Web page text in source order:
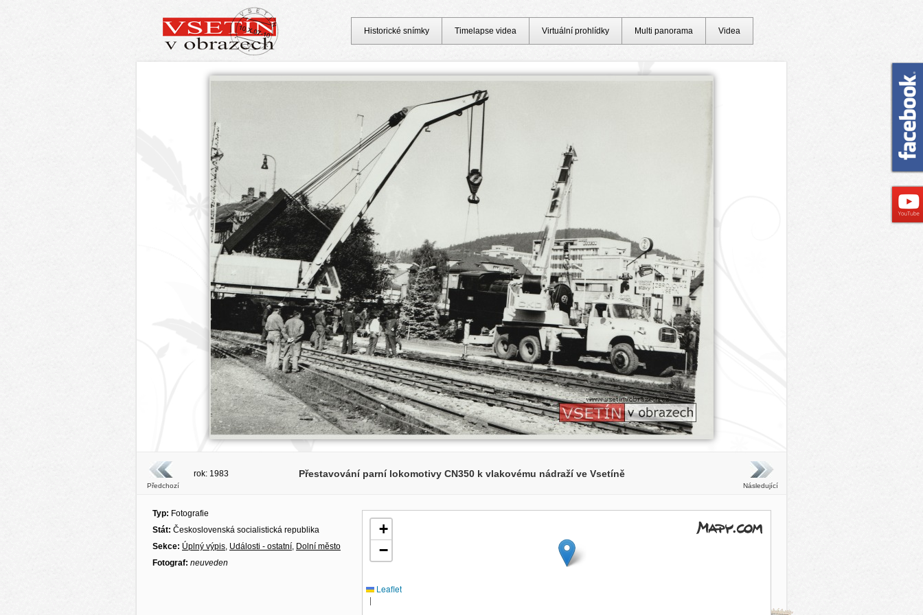
Předchozí
rok: 1983 Přestavování parní lokomotivy CN350 k vlakovému nádraží ve Vsetíně
Následující
Typ: Fotografie
Stát: Československá socialistická republika
Sekce: Úplný výpis, Události - ostatní, Dolní město
Fotograf: neuveden
+
−
Leaflet
|
Historické snímky Timelapse videa Virtuální prohlídky Multi panorama Videa